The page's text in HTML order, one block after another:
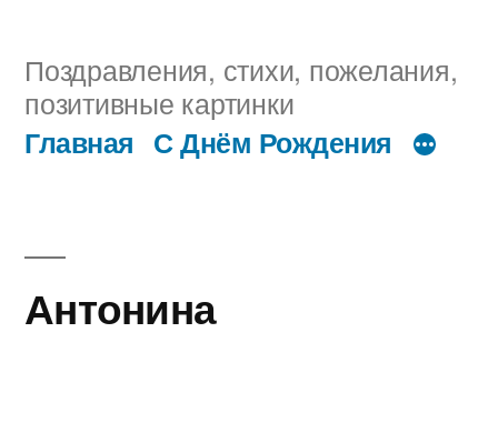
Поздравления, стихи, пожелания,
позитивные картинки
Главная С Днём Рождения
Антонина